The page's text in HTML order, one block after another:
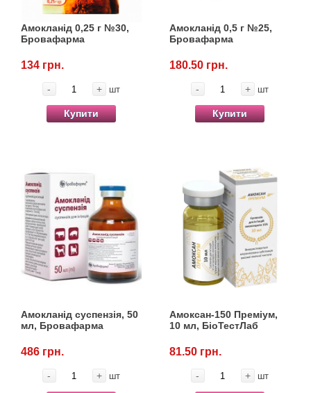
Амокланід 0,25 г №30,
Бровафарма
134 грн.
- + шт
Купити
Амокланід 0,5 г №25,
Бровафарма
180.50 грн.
- + шт
Купити
Амокланід суспензія, 50
мл, Бровафарма
486 грн.
- + шт
Амоксан-150 Преміум,
10 мл, БіоТестЛаб
81.50 грн.
- + шт